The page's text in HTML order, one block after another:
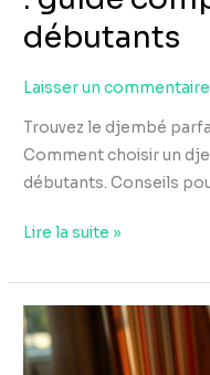
débutants
Laisser un commentaire
Trouvez le djembé
Comment choisir un
débutants. Conseils
Lire la suite »
Où
trouver